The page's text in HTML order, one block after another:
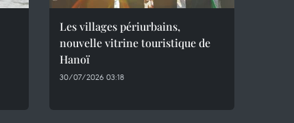
Les villages périurbains,
nouvelle vitrine touristique de
Hanoï
30/07/2026 03:18